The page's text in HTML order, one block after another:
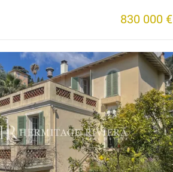
830 000 €